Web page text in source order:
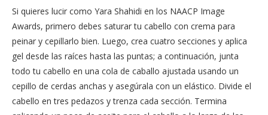
Si quieres lucir como Yara Shahidi en los NAACP Image
Awards, primero debes saturar tu cabello con crema para
peinar y cepillarlo bien. Luego, crea cuatro secciones y aplica
gel desde las raíces hasta las puntas; a continuación, junta
todo tu cabello en una cola de caballo ajustada usando un
cepillo de cerdas anchas y asegúrala con un elástico. Divide el
cabello en tres pedazos y trenza cada sección. Termina